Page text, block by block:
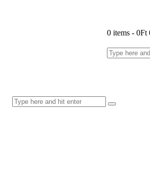
0 items - 0Ft